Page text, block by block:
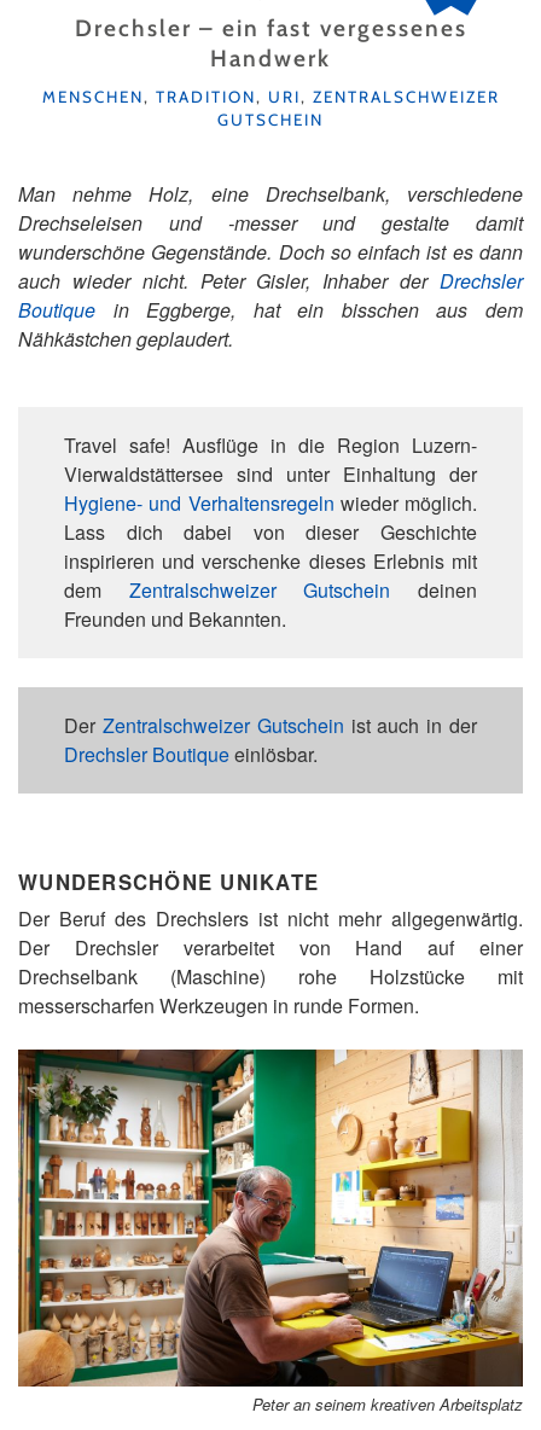
Drechsler – ein fast vergessenes
Handwerk
KATEGORIEN
MENSCHEN, TRADITION, URI, ZENTRALSCHWEIZER
GUTSCHEIN
Man nehme Holz, eine Drechselbank, verschiedene
Drechseleisen und -messer und gestalte damit
wunderschöne Gegenstände. Doch so einfach ist es dann
auch wieder nicht. Peter Gisler, Inhaber der Drechsler
Boutique in Eggberge, hat ein bisschen aus dem
Nähkästchen geplaudert.
Travel safe! Ausflüge in die Region Luzern-
Vierwaldstättersee sind unter Einhaltung der
Hygiene- und Verhaltensregeln wieder möglich.
Lass dich dabei von dieser Geschichte
inspirieren und verschenke dieses Erlebnis mit
dem Zentralschweizer Gutschein deinen
Freunden und Bekannten.
Der Zentralschweizer Gutschein ist auch in der
Drechsler Boutiqueeinlösbar.
WUNDERSCHÖNE UNIKATE
Der Beruf des Drechslers ist nicht mehr allgegenwärtig.
Der Drechsler verarbeitet von Hand auf einer
Drechselbank (Maschine) rohe Holzstücke mit
messerscharfen Werkzeugen in runde Formen.
Peter an seinem kreativen Arbeitsplatz